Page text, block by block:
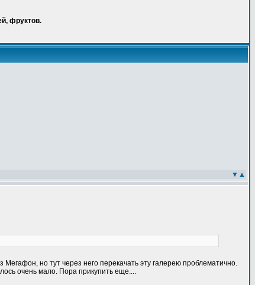
фруктов.
▼ ▲
но тут через него перекачать эту галерею проблематично.
очень мало. Пора прикупить еще....